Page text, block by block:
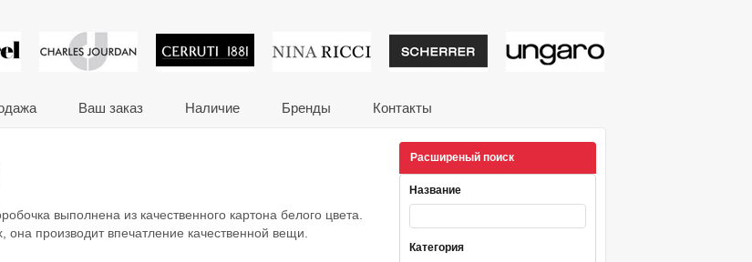
и корпоративные подарки от
Ваш заказ Наличие Бренды Контакты
Расширеный поиск
Название
Категория
выполнена из качественного картона белого цвета.
она производит впечатление качественной вещи.